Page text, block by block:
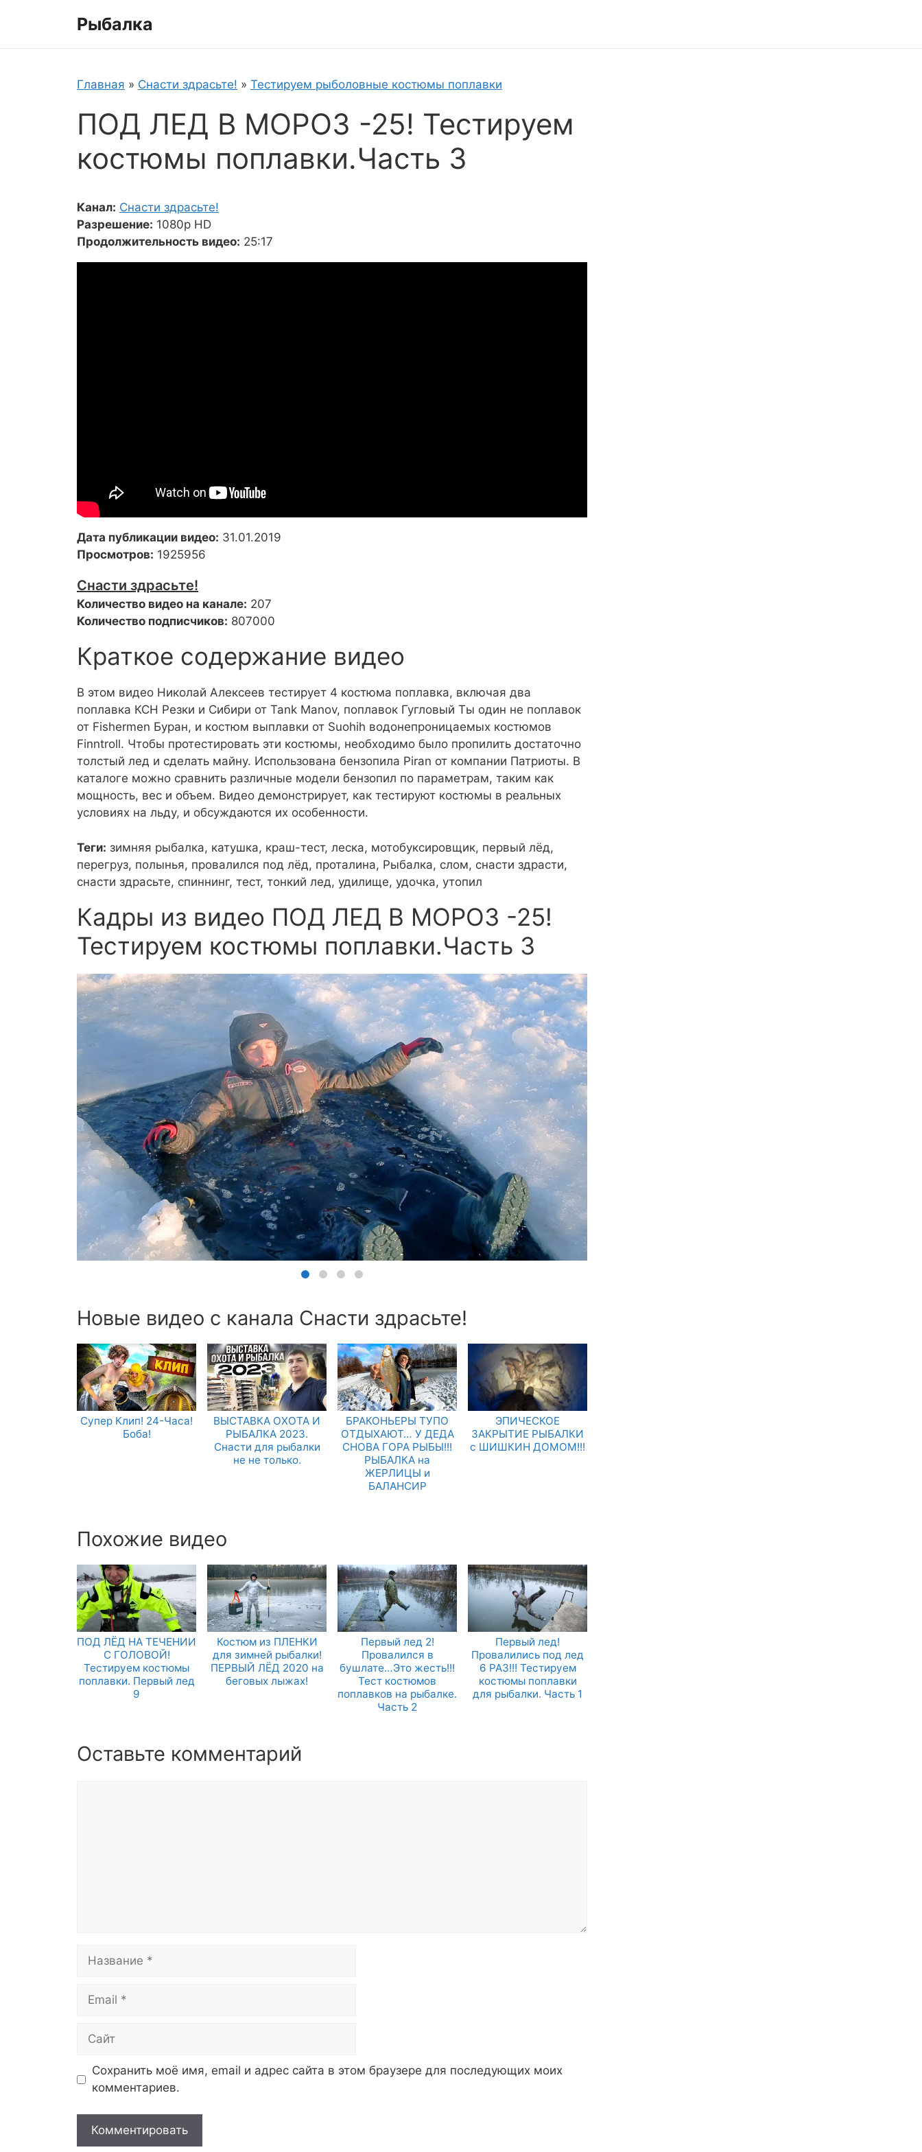
Рыбалка
Главная » Снасти здрасьте! » Тестируем рыболовные костюмы поплавки
ПОД ЛЕД В МОРОЗ -25! Тестируем
костюмы поплавки.Часть 3
Канал: Снасти здрасьте!
Разрешение: 1080p HD
Продолжительность видео: 25:17
Дата публикации видео: 31.01.2019
Просмотров: 1925956
Снасти здрасьте!
Количество видео на канале: 207
Количество подписчиков: 807000
Краткое содержание видео
В этом видео Николай Алексеев тестирует 4 костюма поплавка, включая два
поплавка КСН Резки и Сибири от Tank Manov, поплавок Гугловый Ты один не поплавок
от Fishermen Буран, и костюм выплавки от Suohih водонепроницаемых костюмов
Finntroll. Чтобы протестировать эти костюмы, необходимо было пропилить достаточно
толстый лед и сделать майну. Использована бензопила Piran от компании Патриоты. В
каталоге можно сравнить различные модели бензопил по параметрам, таким как
мощность, вес и объем. Видео демонстрирует, как тестируют костюмы в реальных
условиях на льду, и обсуждаются их особенности.
Теги: зимняя рыбалка, катушка, краш-тест, леска, мотобуксировщик, первый лёд,
перегруз, полынья, провалился под лёд, проталина, Рыбалка, слом, снасти здрасти,
снасти здрасьте, спиннинг, тест, тонкий лед, удилище, удочка, утопил
Кадры из видео ПОД ЛЕД В МОРОЗ -25!
Тестируем костюмы поплавки.Часть 3
Новые видео с канала Снасти здрасьте!
Супер Клип! 24-Часа!
Боба!
ВЫСТАВКА ОХОТА И
РЫБАЛКА 2023.
Снасти для рыбалки
не не только.
БРАКОНЬЕРЫ ТУПО
ОТДЫХАЮТ… У ДЕДА
СНОВА ГОРА РЫБЫ!!!
РЫБАЛКА на
ЖЕРЛИЦЫ и
БАЛАНСИР
ЭПИЧЕСКОЕ
ЗАКРЫТИЕ РЫБАЛКИ
с ШИШКИН ДОМОМ!!!
Похожие видео
ПОД ЛЁД НА ТЕЧЕНИИ
С ГОЛОВОЙ!
Тестируем костюмы
поплавки. Первый лед
9
Костюм из ПЛЕНКИ
для зимней рыбалки!
ПЕРВЫЙ ЛЁД 2020 на
беговых лыжах!
Первый лед 2!
Провалился в
бушлате…Это жесть!!!
Тест костюмов
поплавков на рыбалке.
Часть 2
Первый лед!
Провалились под лед
6 РАЗ!!! Тестируем
костюмы поплавки
для рыбалки. Часть 1
Оставьте комментарий
Название
Email
Сайт
Сохранить моё имя, email и адрес сайта в этом браузере для последующих моих
комментариев.